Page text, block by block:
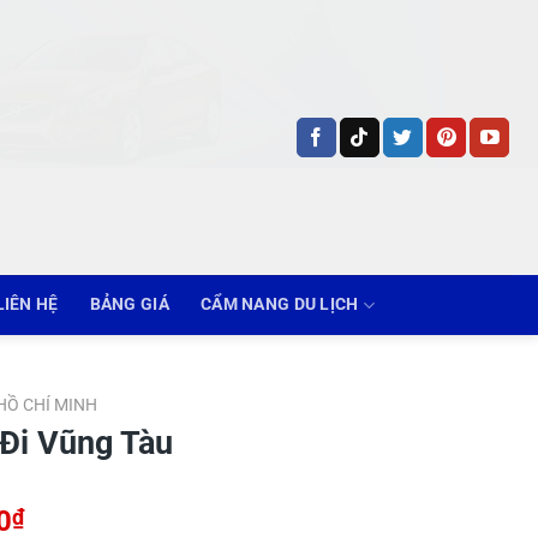
HỆ BẢNG GIÁ CẨM NANG DU LỊCH
CHÍ MINH
Vũng Tàu
₫Khoảng